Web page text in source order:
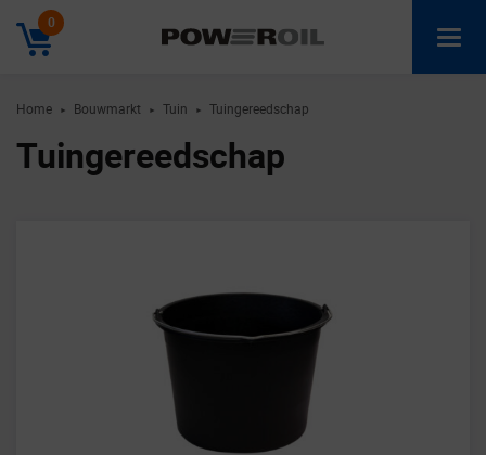
0
Home ► Bouwmarkt ► Tuin ► Tuingereedschap
Tuingereedschap